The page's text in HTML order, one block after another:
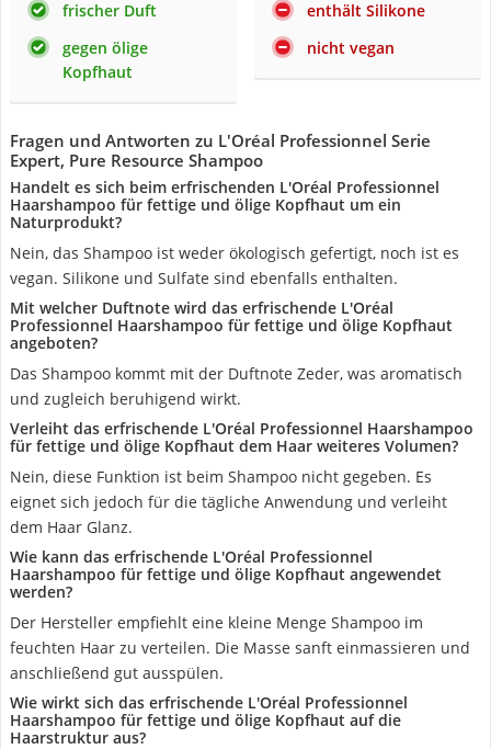
frischer Duft
gegen ölige
Kopfhaut
enthält Silikone
nicht vegan
Fragen und Antworten zu L'Oréal Professionnel Serie
Expert, Pure Resource Shampoo
Handelt es sich beim erfrischenden L'Oréal Professionnel
Haarshampoo für fettige und ölige Kopfhaut um ein
Naturprodukt?
Nein, das Shampoo ist weder ökologisch gefertigt, noch ist es
vegan. Silikone und Sulfate sind ebenfalls enthalten.
Mit welcher Duftnote wird das erfrischende L'Oréal
Professionnel Haarshampoo für fettige und ölige Kopfhaut
angeboten?
Das Shampoo kommt mit der Duftnote Zeder, was aromatisch
und zugleich beruhigend wirkt.
Verleiht das erfrischende L'Oréal Professionnel Haarshampoo
für fettige und ölige Kopfhaut dem Haar weiteres Volumen?
Nein, diese Funktion ist beim Shampoo nicht gegeben. Es
eignet sich jedoch für die tägliche Anwendung und verleiht
dem Haar Glanz.
Wie kann das erfrischende L'Oréal Professionnel
Haarshampoo für fettige und ölige Kopfhaut angewendet
werden?
Der Hersteller empfiehlt eine kleine Menge Shampoo im
feuchten Haar zu verteilen. Die Masse sanft einmassieren und
anschließend gut ausspülen.
Wie wirkt sich das erfrischende L'Oréal Professionnel
Haarshampoo für fettige und ölige Kopfhaut auf die
Haarstruktur aus?